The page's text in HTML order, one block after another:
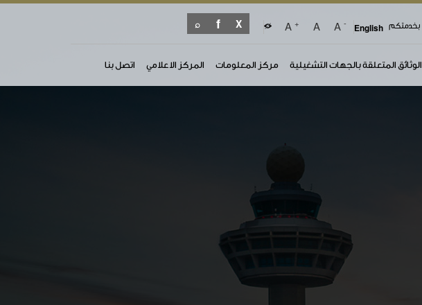
بخدمتكم English
-
A
A
+
A
الوثائق المتعلقة بالجهات التشغيلية مركز المعلومات المركز الاعلامي اتصل بنا